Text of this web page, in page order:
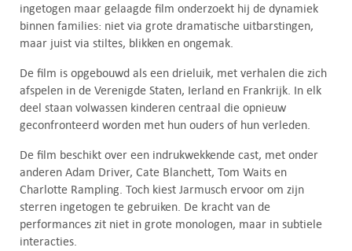
ingetogen maar gelaagde film onderzoekt hij de dynamiek
binnen families: niet via grote dramatische uitbarstingen,
maar juist via stiltes, blikken en ongemak.
De film is opgebouwd als een drieluik, met verhalen die zich
afspelen in de Verenigde Staten, Ierland en Frankrijk. In elk
deel staan volwassen kinderen centraal die opnieuw
geconfronteerd worden met hun ouders of hun verleden.
De film beschikt over een indrukwekkende cast, met onder
anderen Adam Driver, Cate Blanchett, Tom Waits en
Charlotte Rampling. Toch kiest Jarmusch ervoor om zijn
sterren ingetogen te gebruiken. De kracht van de
performances zit niet in grote monologen, maar in subtiele
interacties.